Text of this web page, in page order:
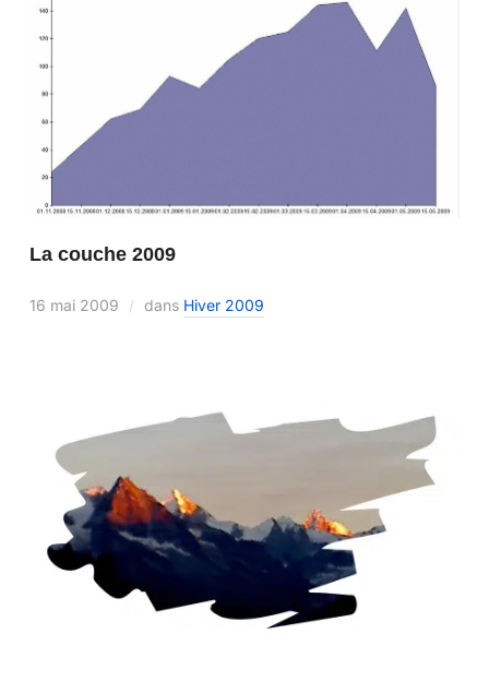
La couche 2009
16 mai 2009 dans Hiver 2009